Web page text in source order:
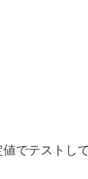
でテストし